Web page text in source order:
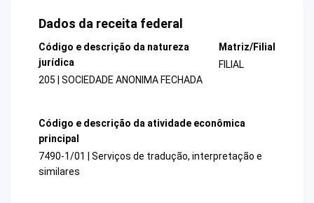
Dados da receita federal
Código e descrição da natureza
jurídica
205 | SOCIEDADE ANONIMA FECHADA
Matriz/Filial
FILIAL
Código e descrição da atividade econômica
principal
7490-1/01 | Serviços de tradução, interpretação e
similares